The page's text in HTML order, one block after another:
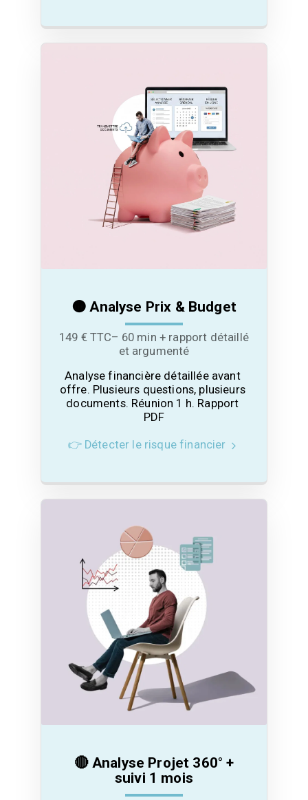
🟠 Analyse Prix & Budget
149 € TTC– 60 min + rapport détaillé
et argumenté
Analyse financière détaillée avant
offre. Plusieurs questions, plusieurs
documents. Réunion 1 h. Rapport
PDF
👉 Détecter le risque financier
🔴 Analyse Projet 360° +
suivi 1 mois